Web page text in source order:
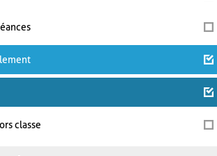
classe